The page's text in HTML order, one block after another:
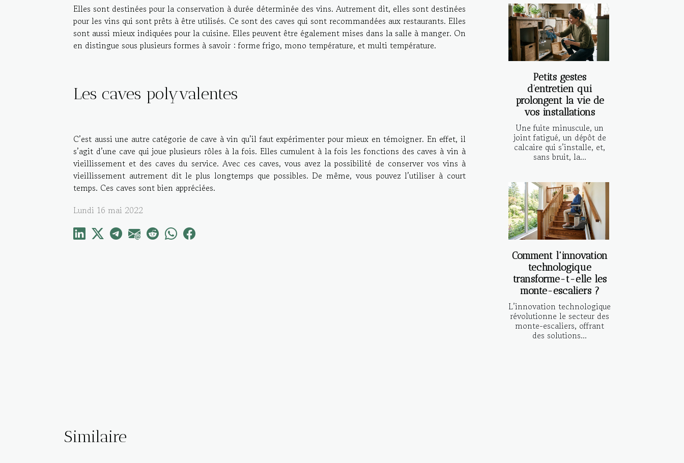
Elles sont destinées pour la conservation à durée déterminée des vins. Autrement dit, elles sont destinées
pour les vins qui sont prêts à être utilisés. Ce sont des caves qui sont recommandées aux restaurants. Elles
sont aussi mieux indiquées pour la cuisine. Elles peuvent être également mises dans la salle à manger. On
en distingue sous plusieurs formes à savoir : forme frigo, mono température, et multi température.
Les caves polyvalentes
C’est aussi une autre catégorie de cave à vin qu’il faut expérimenter pour mieux en témoigner. En effet, il
s’agit d’une cave qui joue plusieurs rôles à la fois. Elles cumulent à la fois les fonctions des caves à vin à
vieillissement et des caves du service. Avec ces caves, vous avez la possibilité de conserver vos vins à
vieillissement autrement dit le plus longtemps que possibles. De même, vous pouvez l’utiliser à court
temps. Ces caves sont bien appréciées.
Lundi 16 mai 2022
Petits gestes
d’entretien qui
prolongent la vie de
vos installations
Une fuite minuscule, un
joint fatigué, un dépôt de
calcaire qui s’installe, et,
sans bruit, la...
Comment l'innovation
technologique
transforme-t-elle les
monte-escaliers ?
L’innovation technologique
révolutionne le secteur des
monte-escaliers, offrant
des solutions...
Similaire